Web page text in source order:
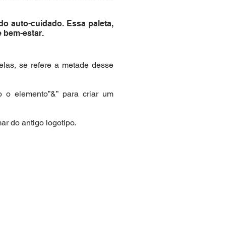
auto-cuidado. Essa paleta,
bem-estar.
se refere a metade desse
elemento”&” para criar um
do antigo logotipo.